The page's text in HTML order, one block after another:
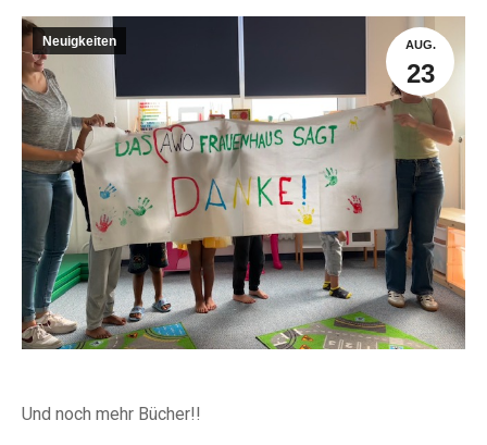
AUG.
23
Neuigkeiten
Und noch mehr Bücher!!